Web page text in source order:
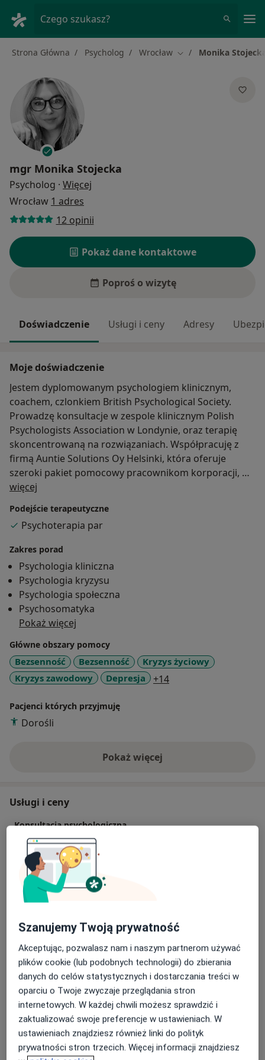
Czego szukasz?
Strona Główna Psycholog Wrocław Zmień miasto
Monika
mgr Monika Stojecka
Psycholog · Więcej
Wrocław 1 adres
12 opinii
Pokaż dane kontaktowe
Poproś o wizytę
Doświadczenie Usługi i ceny Adresy
Moje doświadczenie
Jestem dyplomowanym psychologiem klinicznym,
coachem, czlonkiem British Psychological Society.
Prowadzę konsultacje w zespole klinicznym Polish
Psychologists Association w Londynie, oraz terapię
skoncentrowaną na rozwiązaniach. Współpracuję z
firmą Auntie Solutions Oy Helsinki, która oferuje
szeroki pakiet pomocowy pracownikom korporacji, w
zakresie wsparcia i poradnictwa psychologicznego. Od
lat pomagam również polskojęzycznym pacjentom
przychodni Dr Jolanty Rodriguez w Wiedniu, oraz
osobom na emigracji w różnych krajach. Organizuję i
prowadzę warsztaty dla grup i par, w zakresie zdrowia
psychicznego i ogólnego dobrostanu
psychologicznego, jak również terapie indywidualne.
Sesje odbywają się w języku polskim, włoskim lub
angielskim. Na wizyty i konsultacje można umówić się
online, lub osobiście we Wrocławiu i w Londynie.
więcej
Podejście terapeutyczne
Psychoterapia par
Zakres porad
Psychologia kliniczna
Psychologia kryzysu
Psychologia społeczna
Psychosomatyka
Pokaż więcej
Główne obszary pomocy
Bezsenność Bezsenność
Kryzys życiowy
Kryzys zawodowy
Depresja +14
Pacjenci których przyjmuję
Dorośli
Pokaż więcejo doświadczeniu
Usługi i ceny
Konsultacja psychologiczna
200 zł Szczegóły
Konsultacja psychologiczna (pierwsza wizyta)
200 zł Szczegóły
200 zł Szczegóły
Coaching
150 zł Szczegóły
Konsultacja online
Od 150 zł Szczegóły
+ 9 usług
Szanujemy Twoją prywatność
Akceptując, pozwalasz nam i naszym partnerom używać
plików cookie (lub podobnych technologii) do zbierania
danych do celów statystycznych i dostarczania treści w
oparciu o Twoje zwyczaje przeglądania stron
internetowych. W każdej chwili możesz sprawdzić i
zaktualizować swoje preferencje w ustawieniach. W
ustawieniach znajdziesz również linki do polityk
prywatności stron trzecich. Więcej informacji znajdziesz